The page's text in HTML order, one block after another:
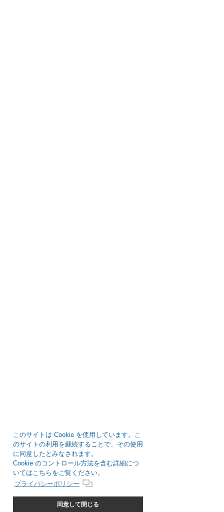
このサイトは Cookie を使用しています。こ
のサイトの利用を継続することで、その使用
に同意したとみなされます。
Cookie のコントロール方法を含む詳細につ
いてはこちらをご覧ください。
プライバシーポリシー
同意して閉じる